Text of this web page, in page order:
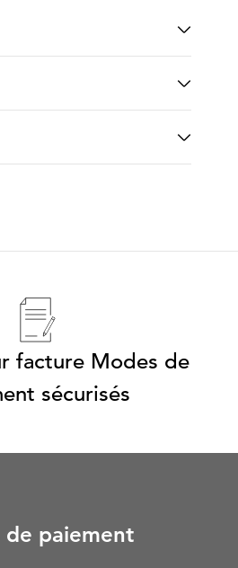
facture Modes de
sécurisés
de paiement